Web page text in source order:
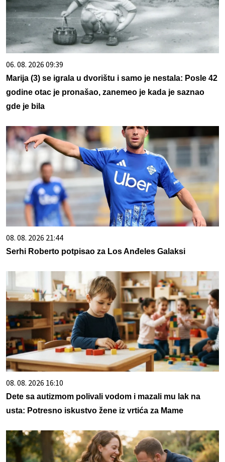
06. 08. 2026 09:39
Marija (3) se igrala u dvorištu i samo je nestala: Posle 42
godine otac je pronašao, zanemeo je kada je saznao
gde je bila
08. 08. 2026 21:44
Serhi Roberto potpisao za Los Anđeles Galaksi
08. 08. 2026 16:10
Dete sa autizmom polivali vodom i mazali mu lak na
usta: Potresno iskustvo žene iz vrtića za Mame